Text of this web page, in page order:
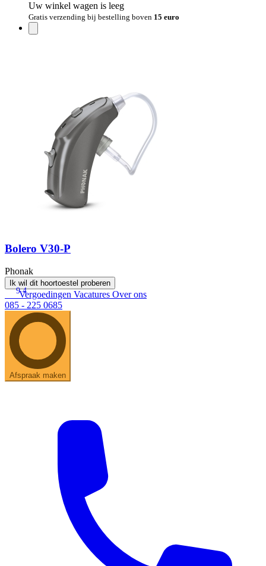
Uw winkel wagen is leeg
Gratis verzending bij bestelling boven 15 euro
Bolero V30-P
Phonak
Ik wil dit hoortoestel proberen
9.4
Vergoedingen Vacatures Over ons
085 - 225 0685
Afspraak maken